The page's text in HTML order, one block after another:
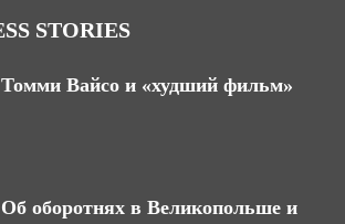
STORIES
Томми Вайсо и «худший фильм»
Об оборотнях в Великопольше и